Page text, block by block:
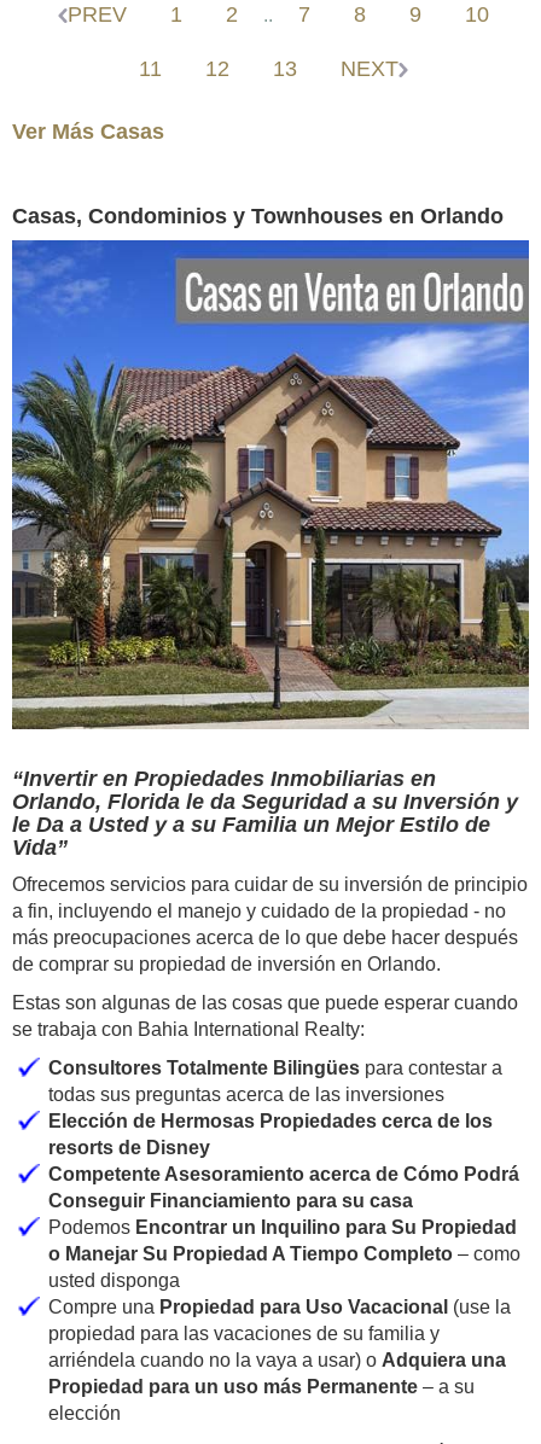
PREV 1 2 .. 7 8 9 10
11 12 13 NEXT
Ver Más Casas
Casas, Condominios y Townhouses en Orlando
“Invertir en Propiedades Inmobiliarias en
Orlando, Florida le da Seguridad a su Inversión y
le Da a Usted y a su Familia un Mejor Estilo de
Vida”
Ofrecemos servicios para cuidar de su inversión de principio
a fin, incluyendo el manejo y cuidado de la propiedad - no
más preocupaciones acerca de lo que debe hacer después
de comprar su propiedad de inversión en Orlando.
Estas son algunas de las cosas que puede esperar cuando
se trabaja con Bahia International Realty:
Consultores Totalmente Bilingües para contestar a
todas sus preguntas acerca de las inversiones
Elección de Hermosas Propiedades cerca de los
resorts de Disney
Competente Asesoramiento acerca de Cómo Podrá
Conseguir Financiamiento para su casa
Podemos Encontrar un Inquilino para Su Propiedad
o Manejar Su Propiedad A Tiempo Completo – como
usted disponga
Compre una Propiedad para Uso Vacacional (use la
propiedad para las vacaciones de su familia y
arriéndela cuando no la vaya a usar) o Adquiera una
Propiedad para un uso más Permanente – a su
elección